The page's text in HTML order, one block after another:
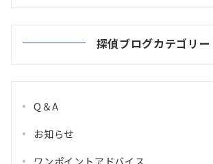
探偵ブログカテゴリー
Q＆A
お知らせ
ワンポイントアドバイス